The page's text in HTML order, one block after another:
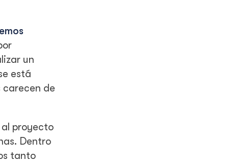
un
está
carecen de
al proyecto
Dentro
tanto